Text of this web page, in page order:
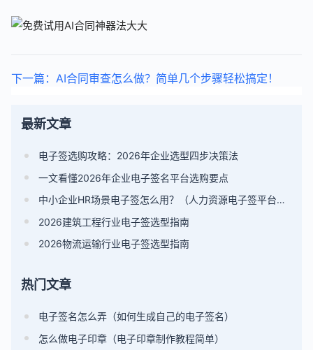
下一篇：AI合同审查怎么做？简单几个步骤轻松搞定！
最新文章
电子签选购攻略：2026年企业选型四步决策法
一文看懂2026年企业电子签名平台选购要点
中小企业HR场景电子签怎么用？（人力资源电子签平台选型指南）
2026建筑工程行业电子签选型指南
2026物流运输行业电子签选型指南
热门文章
电子签名怎么弄（如何生成自己的电子签名）
怎么做电子印章（电子印章制作教程简单）